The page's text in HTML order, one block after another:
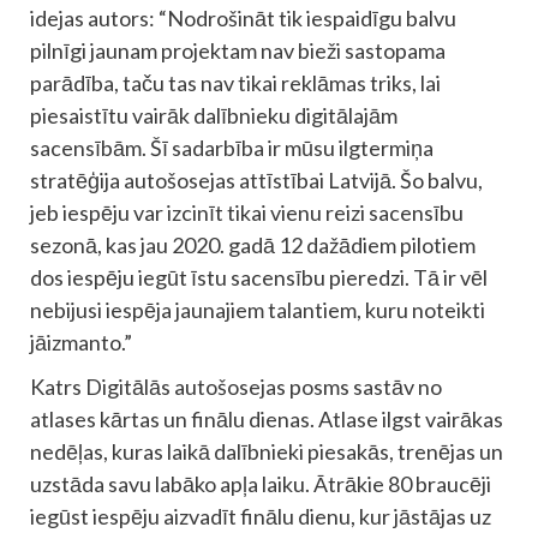
idejas autors: “Nodrošināt tik iespaidīgu balvu
pilnīgi jaunam projektam nav bieži sastopama
parādība, taču tas nav tikai reklāmas triks, lai
piesaistītu vairāk dalībnieku digitālajām
sacensībām. Šī sadarbība ir mūsu ilgtermiņa
stratēģija autošosejas attīstībai Latvijā. Šo balvu,
jeb iespēju var izcinīt tikai vienu reizi sacensību
sezonā, kas jau 2020. gadā 12 dažādiem pilotiem
dos iespēju iegūt īstu sacensību pieredzi. Tā ir vēl
nebijusi iespēja jaunajiem talantiem, kuru noteikti
jāizmanto.”
Katrs Digitālās autošosejas posms sastāv no
atlases kārtas un finālu dienas. Atlase ilgst vairākas
nedēļas, kuras laikā dalībnieki piesakās, trenējas un
uzstāda savu labāko apļa laiku. Ātrākie 80 braucēji
iegūst iespēju aizvadīt finālu dienu, kur jāstājas uz